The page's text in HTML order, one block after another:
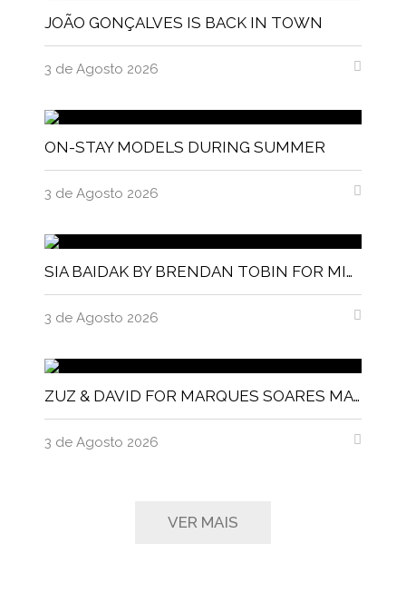
JOÃO GONÇALVES IS BACK IN TOWN
3 de Agosto 2026
ON-STAY MODELS DURING SUMMER
3 de Agosto 2026
SIA BAIDAK BY BRENDAN TOBIN FOR MISC MAGAZINE
3 de Agosto 2026
ZUZ & DAVID FOR MARQUES SOARES MAGNITUDE MAGAZINE
3 de Agosto 2026
VER MAIS